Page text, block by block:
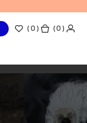
(0 ) ( 0 )